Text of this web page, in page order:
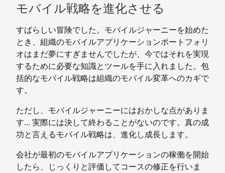
モバイル戦略を進化させる
すばらしい冒険でした。モバイルジャーニーを始めた
とき、組織のモバイルアプリケーションポートフォリ
オはまだ夢にすぎませんでしたが、今ではそれを実現
するために必要な知識とツールを手に入れました。包
括的なモバイル戦略は組織のモバイル変革へのカギで
す。
ただし、モバイルジャーニーにはおかしな点がありま
す... 実際には決して終わることがないのです。真の成
功と言えるモバイル戦略は、進化し成長します。
会社が最初のモバイルアプリケーションの稼働を開始
したら、じっくりと評価してコースの修正を行いま